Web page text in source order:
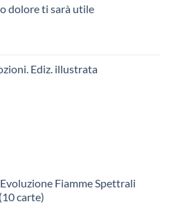
dolore ti sarà utile
Ediz. illustrata
Fiamme Spettrali
carte)